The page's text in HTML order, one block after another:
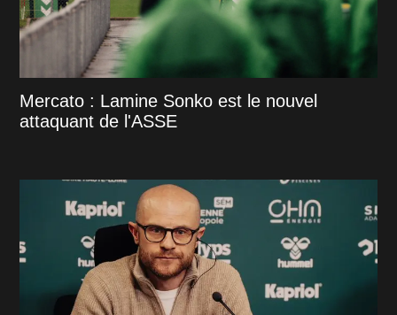
Mercato : Lamine Sonko est le nouvel
attaquant de l'ASSE